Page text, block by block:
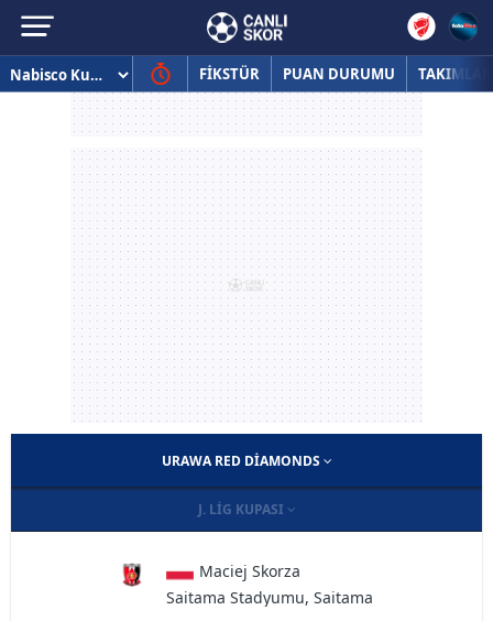
FİKSTÜR PUAN DURUMU TAKIMLAR
URAWA RED DIAMONDS
J. LIG KUPASI
Maciej Skorza
Saitama Stadyumu, Saitama